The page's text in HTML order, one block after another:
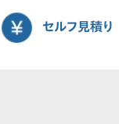
セルフ見積り